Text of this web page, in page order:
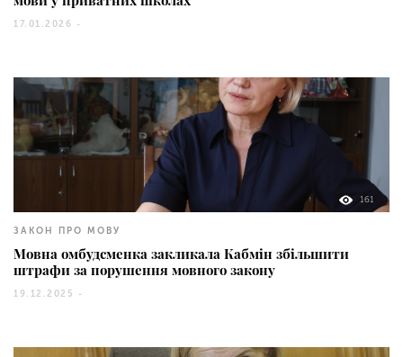
17.01.2026 -
161
ЗАКОН ПРО МОВУ
Мовна омбудсменка закликала Кабмін збільшити
штрафи за порушення мовного закону
19.12.2025 -